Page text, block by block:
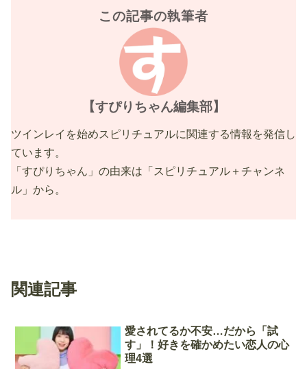
この記事の執筆者
【すぴりちゃん編集部】
ツインレイを始めスピリチュアルに関連する情報を発信し
ています。
「すぴりちゃん」の由来は「スピリチュアル＋チャンネ
ル」から。
関連記事
愛されてるか不安…だから「試
す」！好きを確かめたい恋人の心
理4選